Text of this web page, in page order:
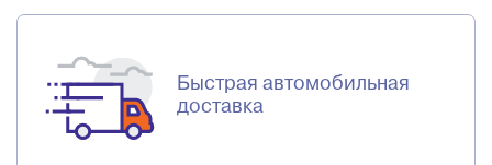
Быстрая автомобильная
доставка